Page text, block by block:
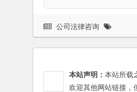
公司法律咨询
本站声明： 本站所载
欢迎其他网站链接，